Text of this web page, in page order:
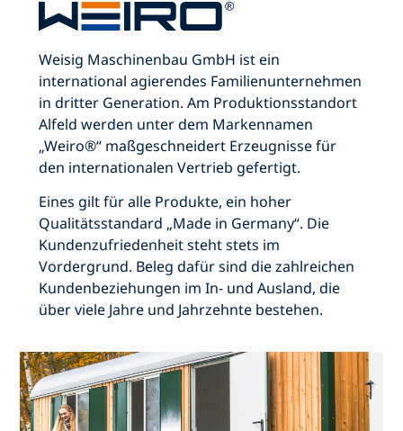
Weisig Maschinenbau GmbH ist ein
international agierendes Familienunternehmen
in dritter Generation. Am Produktionsstandort
Alfeld werden unter dem Markennamen
„Weiro®“ maßgeschneidert Erzeugnisse für
den internationalen Vertrieb gefertigt.
Eines gilt für alle Produkte, ein hoher
Qualitätsstandard „Made in Germany“. Die
Kundenzufriedenheit steht stets im
Vordergrund. Beleg dafür sind die zahlreichen
Kundenbeziehungen im In- und Ausland, die
über viele Jahre und Jahrzehnte bestehen.